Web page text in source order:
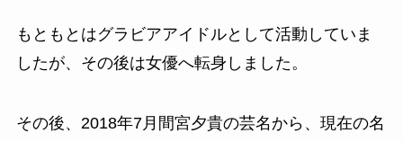
もともとはグラビアアイドルとして活動していま
したが、その後は女優へ転身しました。
その後、2018年7月間宮夕貴の芸名から、現在の名